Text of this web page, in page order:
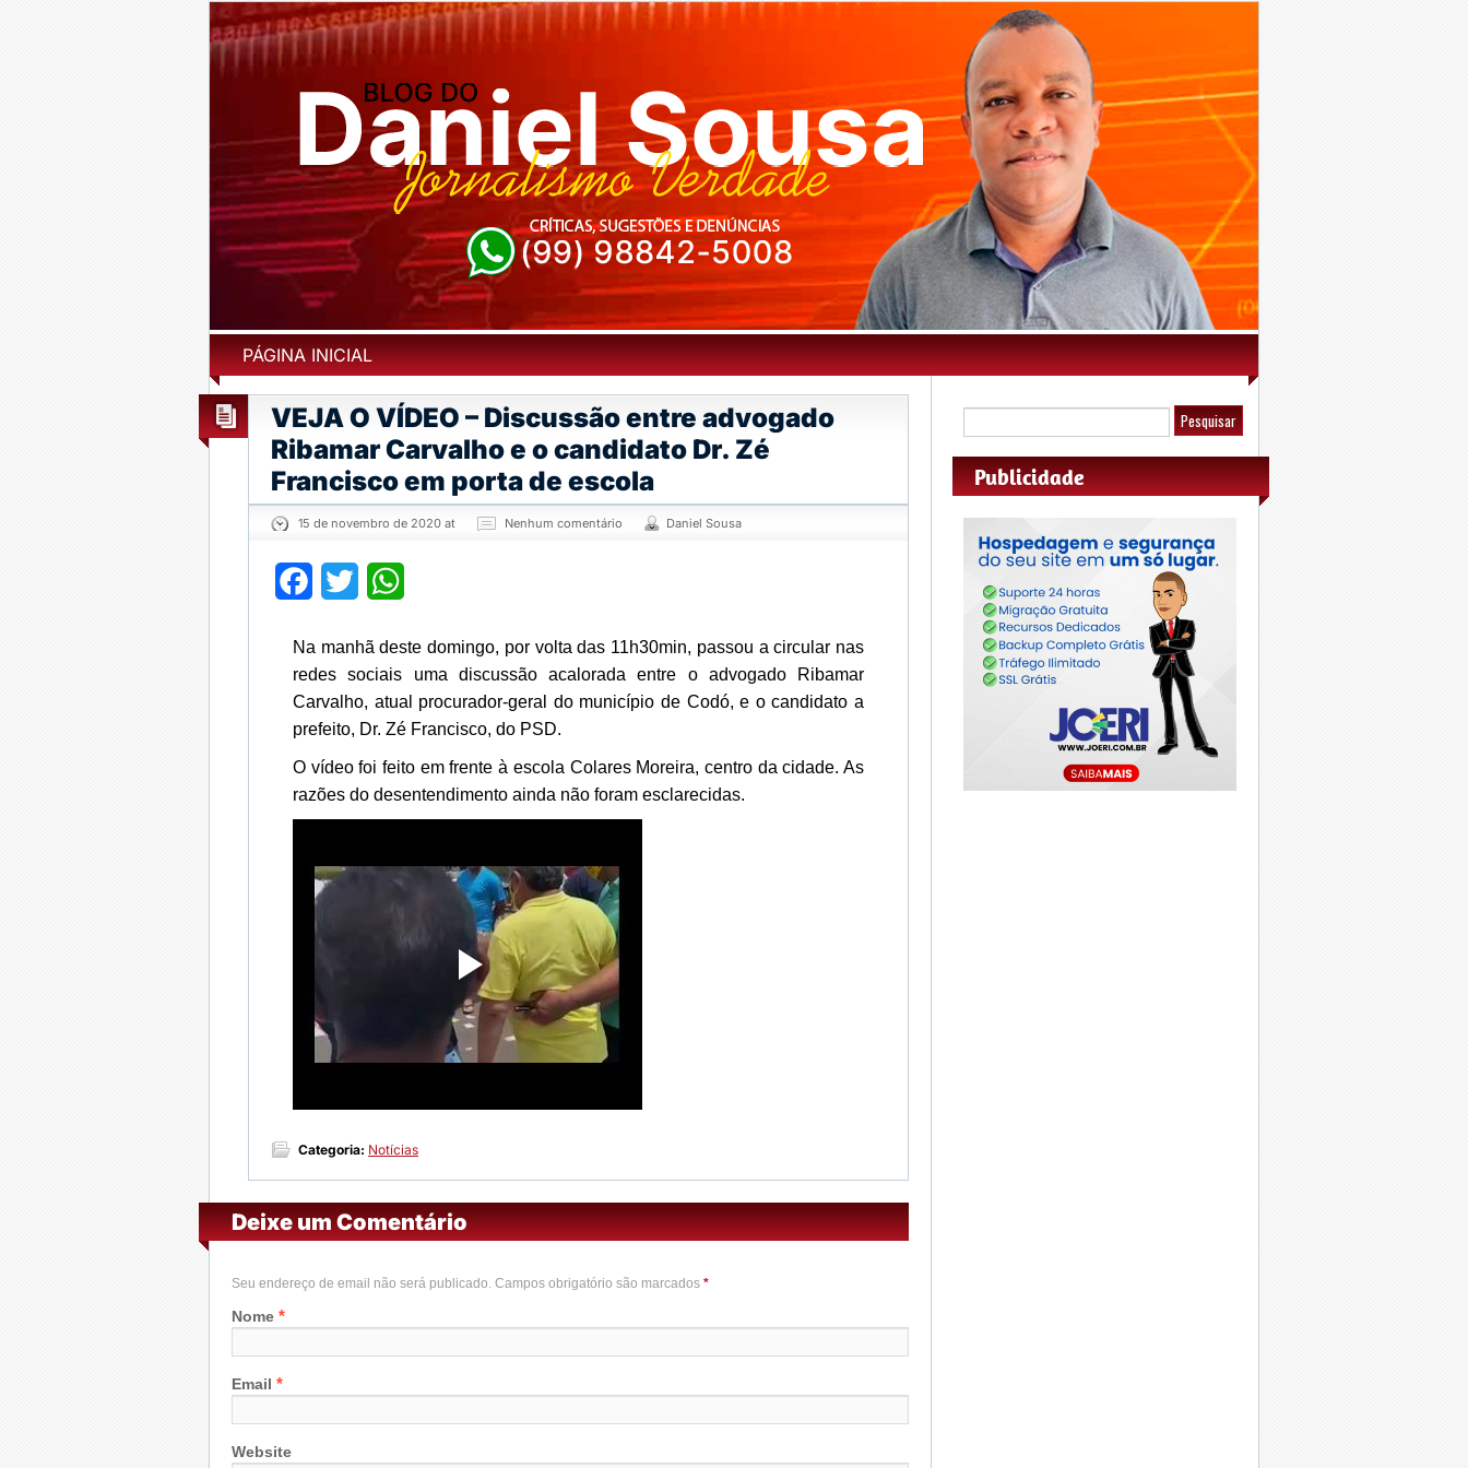
PÁGINA INICIAL
VEJA O VÍDEO – Discussão entre advogado
Ribamar Carvalho e o candidato Dr. Zé
Francisco em porta de escola
15 de novembro de 2020 at Nenhum comentário Daniel Sousa
Facebook
Twitter
Na manhã deste domingo, por volta das 11h30min, passou a circular nas
redes sociais uma discussão acalorada entre o advogado Ribamar
Carvalho, atual procurador-geral do município de Codó, e o candidato a
prefeito, Dr. Zé Francisco, do PSD.
O vídeo foi feito em frente à escola Colares Moreira, centro da cidade. As
razões do desentendimento ainda não foram esclarecidas.
Categoria: Notícias
Deixe um Comentário
Seu endereço de email não será publicado. Campos obrigatório são marcados *
Nome *
Email *
Website
Publicidade